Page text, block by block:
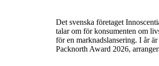
Det svenska företaget
talar om för konsumenten om
för en marknadslansering. I år
Packnorth Award 2026,